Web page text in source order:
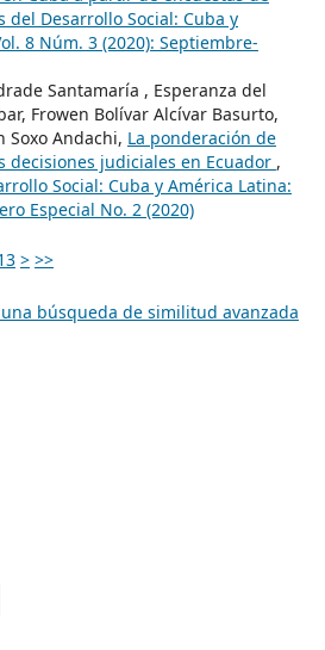
del Desarrollo Social: Cuba y
8 Núm. 3 (2020): Septiembre-
Santamaría , Esperanza del
Frowen Bolívar Alcívar Basurto,
Soxo Andachi, La ponderación de
decisiones judiciales en Ecuador ,
Social: Cuba y América Latina:
Especial No. 2 (2020)
> >>
búsqueda de similitud avanzada